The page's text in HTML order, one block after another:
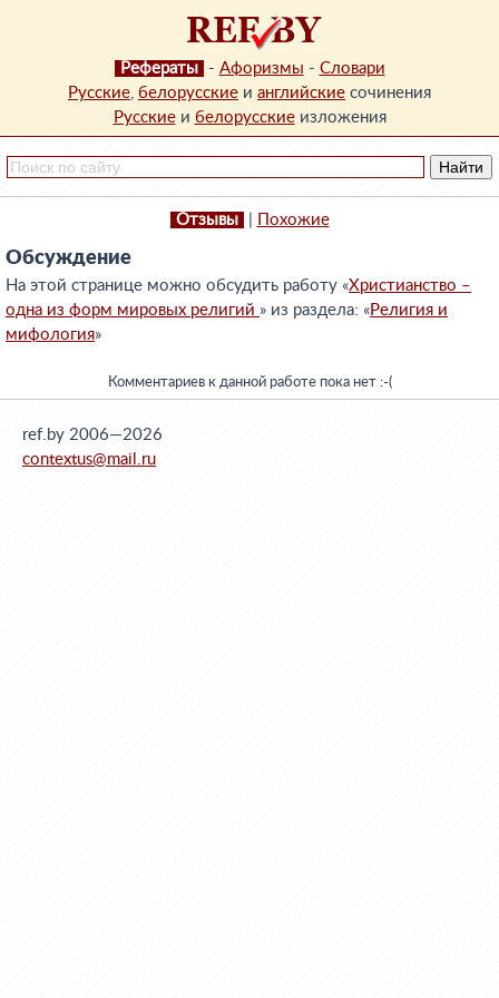
Рефераты - Афоризмы - Словари
Русские, белорусские и английские сочинения
Русскиеи белорусскиеизложения
Отзывы Похожие
Обсуждение
На этой странице можно обсудить работу «Христианство –
одна из форм мировых религий » из раздела: «Религия и
мифология»
Комментариев к данной работе пока нет :-(
ref.by 2006—2026
contextus@mail.ru